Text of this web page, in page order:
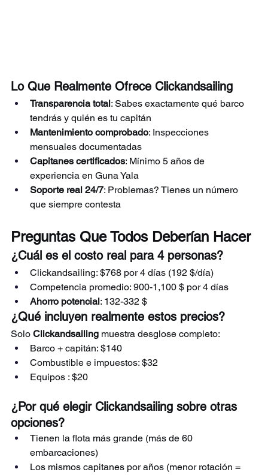
Lo Que Realmente Ofrece Clickandsailing
Transparencia total: Sabes exactamente qué barco
tendrás y quién es tu capitán
Mantenimiento comprobado: Inspecciones
mensuales documentadas
Capitanes certificados: Mínimo 5 años de
experiencia en Guna Yala
Soporte real 24/7: Problemas? Tienes un número
que siempre contesta
Preguntas Que Todos Deberían Hacer
¿Cuál es el costo real para 4 personas?
Clickandsailing: $768 por 4 días (192 $/día)
Competencia promedio: 900-1,100 $ por 4 días
Ahorro potencial: 132-332 $
¿Qué incluyen realmente estos precios?
Solo Clickandsailing muestra desglose completo:
Barco + capitán: $140
Combustible e impuestos: $32
Equipos : $20
¿Por qué elegir Clickandsailing sobre otras
opciones?
Tienen la flota más grande (más de 60
embarcaciones)
Los mismos capitanes por años (menor rotación =